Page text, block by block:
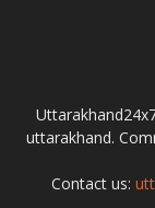
uttarakhand.
Contact us: